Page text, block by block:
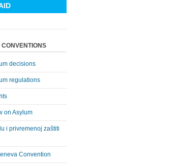
CONVENTIONS
decisions
regulations
on Asylum
i privremenoj zaštiti
Convention